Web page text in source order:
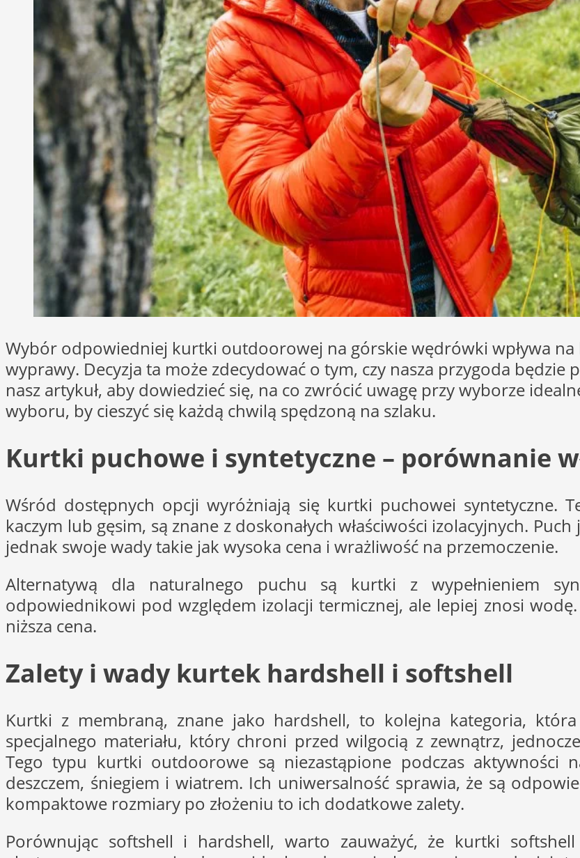
Wybór odpowiedniej kurtki outdoorowej na górskie wędrówki wpływa
wyprawy. Decyzja ta może zdecydować o tym, czy nasza przygoda będzie
nasz artykuł, aby dowiedzieć się, na co zwrócić uwagę przy wyborze
wyboru, by cieszyć się każdą chwilą spędzoną na szlaku.
Kurtki puchowe i syntetyczne – porównanie
Wśród dostępnych opcji wyróżniają się kurtki puchowei syntetyczne.
kaczym lub gęsim, są znane z doskonałych właściwości izolacyjnych.
jednak swoje wady takie jak wysoka cena i wrażliwość na przemoczenie.
Alternatywą dla naturalnego puchu są kurtki z wypełnieniem
odpowiednikowi pod względem izolacji termicznej, ale lepiej znosi
niższa cena.
Zalety i wady kurtek hardshell i softshell
Kurtki z membraną, znane jako hardshell, to kolejna kategoria,
specjalnego materiału, który chroni przed wilgocią z zewnątrz,
Tego typu kurtki outdoorowe są niezastąpione podczas aktywności
deszczem, śniegiem i wiatrem. Ich uniwersalność sprawia, że są
kompaktowe rozmiary po złożeniu to ich dodatkowe zalety.
Porównując softshell i hardshell, warto zauważyć, że kurtki